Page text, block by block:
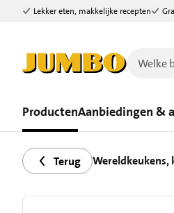
Ga naar zoeken
Ga naar hoofdinhoud
Lekker eten, makkelijke recepten
ProductenAanbiedingen &
Terug Wereldkeukens,